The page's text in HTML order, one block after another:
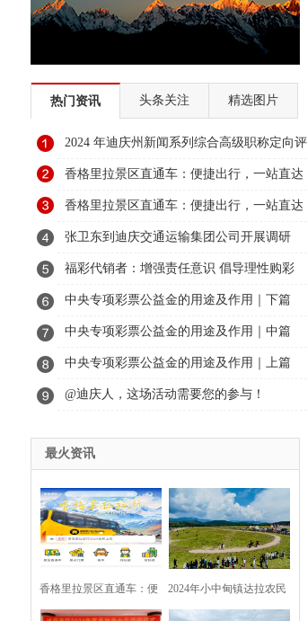
热门资讯 头条关注 精选图片
2024 年迪庆州新闻系列综合高级职称定向评
审通过人员名单公示
香格里拉景区直通车：便捷出行，一站直达
美景
香格里拉景区直通车：便捷出行，一站直达
美景
张卫东到迪庆交通运输集团公司开展调研
福彩代销者：增强责任意识 倡导理性购彩
中央专项彩票公益金的用途及作用｜下篇
中央专项彩票公益金的用途及作用｜中篇
中央专项彩票公益金的用途及作用｜上篇
@迪庆人，这场活动需要您的参与！
最火资讯
香格里拉景区直通车：便 2024年小中甸镇达拉农民